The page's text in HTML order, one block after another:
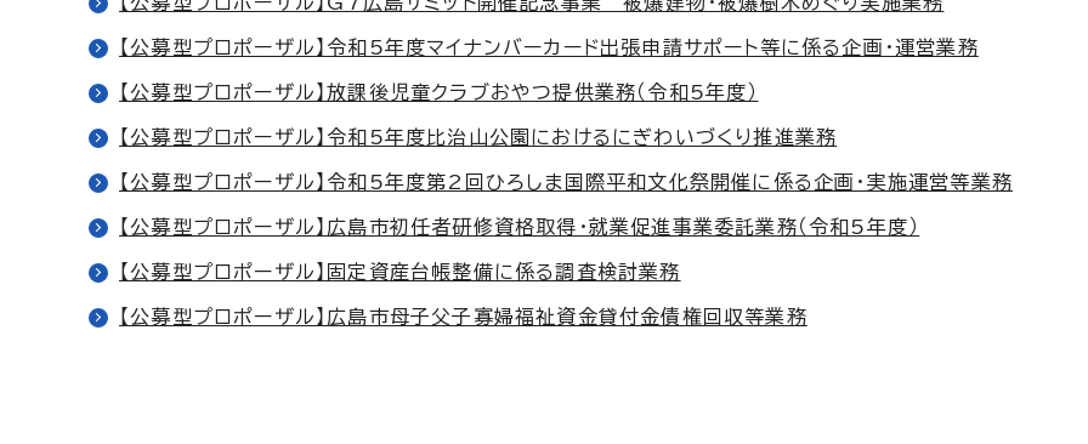
【公募型プロポーザル】令和5年度マイナンバーカード出張申請サポート等に係る企画・運営業務
【公募型プロポーザル】放課後児童クラブおやつ提供業務（令和5年度）
【公募型プロポーザル】令和5年度比治山公園におけるにぎわいづくり推進業務
【公募型プロポーザル】令和5年度第2回ひろしま国際平和文化祭開催に係る企画・実施運営等業務
【公募型プロポーザル】広島市初任者研修資格取得・就業促進事業委託業務（令和5年度）
【公募型プロポーザル】固定資産台帳整備に係る調査検討業務
【公募型プロポーザル】広島市母子父子寡婦福祉資金貸付金債権回収等業務